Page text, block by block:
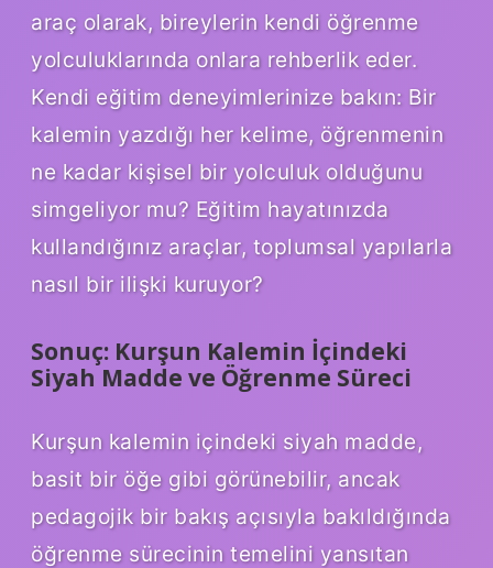
araç olarak, bireylerin kendi öğrenme
yolculuklarında onlara rehberlik eder.
Kendi eğitim deneyimlerinize bakın: Bir
kalemin yazdığı her kelime, öğrenmenin
ne kadar kişisel bir yolculuk olduğunu
simgeliyor mu? Eğitim hayatınızda
kullandığınız araçlar, toplumsal yapılarla
nasıl bir ilişki kuruyor?
Sonuç: Kurşun Kalemin İçindeki
Siyah Madde ve Öğrenme Süreci
Kurşun kalemin içindeki siyah madde,
basit bir öğe gibi görünebilir, ancak
pedagojik bir bakış açısıyla bakıldığında
öğrenme sürecinin temelini yansıtan